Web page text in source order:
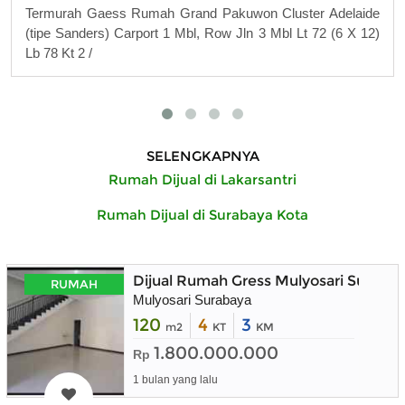
Termurah Gaess Rumah Grand Pakuwon Cluster Adelaide
(tipe Sanders) Carport 1 Mbl, Row Jln 3 Mbl Lt 72 (6 X 12)
Lb 78 Kt 2 /
SELENGKAPNYA
Rumah Dijual di Lakarsantri
Rumah Dijual di Surabaya Kota
RUMAH Dijual Rumah Gress Mulyosari
Mulyosari Surabaya
120 m2 4 KT 3 KM
Rp 1.800.000.000
1 bulan yang lalu